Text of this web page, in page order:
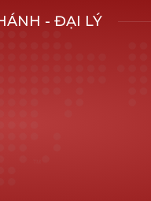
- ĐẠI LÝ